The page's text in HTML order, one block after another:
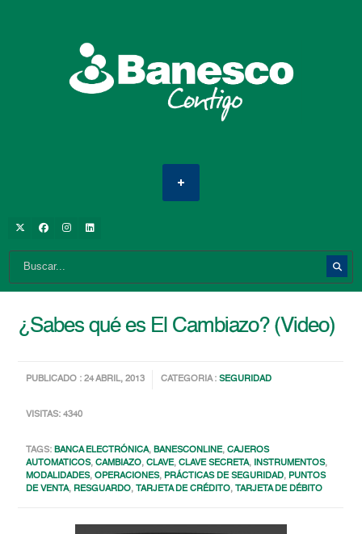
¿Sabes qué es El Cambiazo? (Video)
PUBLICADO : 24 ABRIL, 2013 CATEGORIA :SEGURIDAD
VISITAS: 4340
TAGS:BANCA ELECTRÓNICA,BANESCONLINE,CAJEROS
AUTOMATICOS,CAMBIAZO,CLAVE,CLAVE SECRETA, INSTRUMENTOS,
MODALIDADES,OPERACIONES, PRÁCTICAS DE SEGURIDAD, PUNTOS
DE VENTA, RESGUARDO, TARJETA DE CRÉDITO, TARJETA DE DÉBITO